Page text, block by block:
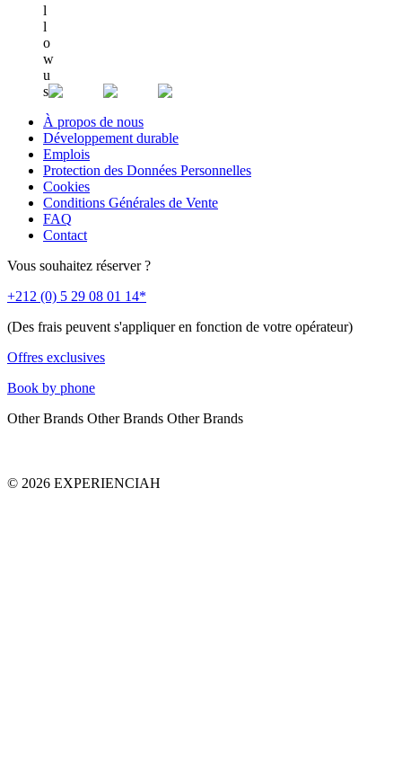
l
l
o
w
u
s
À propos de nous
Développement durable
Emplois
Protection des Données Personnelles
Cookies
Conditions Générales de Vente
FAQ
Contact
Vous souhaitez réserver ?
+212 (0) 5 29 08 01 14*
(Des frais peuvent s'appliquer en fonction de votre opérateur)
Offres exclusives
Book by phone
Other Brands Other Brands Other Brands
© 2026 EXPERIENCIAH